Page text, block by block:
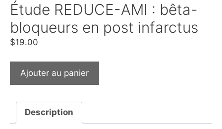
Étude REDUCE-AMI : bêta-
bloqueurs en post infarctus
$19.00
Ajouter au panier
Description